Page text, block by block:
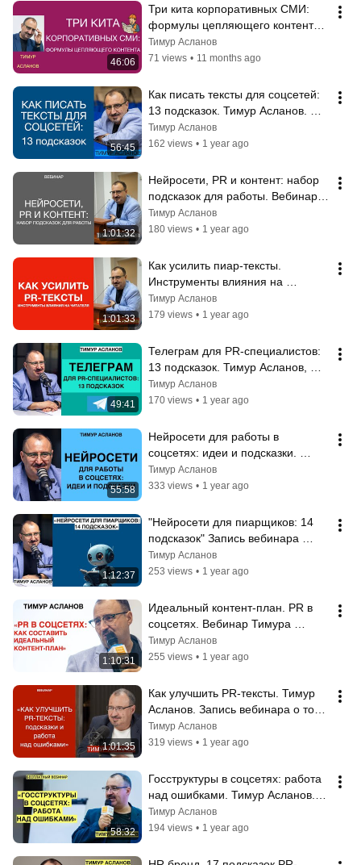
46:06
Три кита корпоративных СМИ:
формулы цепляющего контента.
Тимур Асланов. Запись вебинара
Тимур Асланов
71 views • 11 months ago
56:45
Как писать тексты для соцсетей:
13 подсказок. Тимур Асланов.
Запись вебинара
Тимур Асланов
162 views • 1 year ago
1:01:32
Нейросети, PR и контент: набор
подсказок для работы. Вебинар
Тимура Асланова о нейросетях
Тимур Асланов
180 views • 1 year ago
1:01:33
Как усилить пиар-тексты.
Инструменты влияния на
читателя Тимур Асланов. Запись
вебинара PR-тексты
Тимур Асланов
179 views • 1 year ago
49:41
Телеграм для PR-специалистов:
13 подсказок. Тимур Асланов,
запись вебинара
Тимур Асланов
170 views • 1 year ago
55:58
Нейросети для работы в
соцсетях: идеи и подсказки.
Тимур Асланов. Вебинар по
работе с нейросетями
Тимур Асланов
333 views • 1 year ago
1:12:37
"Нейросети для пиарщиков: 14
подсказок" Запись вебинара
Тимура Асланова по работе с
нейросетями
Тимур Асланов
253 views • 1 year ago
1:10:31
Идеальный контент-план. PR в
соцсетях. Вебинар Тимура
Асланова о контент-стратегии и
контент-планах
Тимур Асланов
255 views • 1 year ago
1:01:35
Как улучшить PR-тексты. Тимур
Асланов. Запись вебинара о том,
как сделать тексты более
эффективными
Тимур Асланов
319 views • 1 year ago
58:32
Госструктуры в соцсетях: работа
над ошибками. Тимур Асланов.
Запись вебинара
Тимур Асланов
194 views • 1 year ago